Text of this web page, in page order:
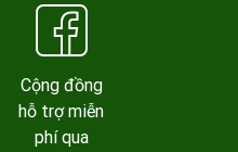
Cộng đồng
hỗ trợ miễn
phí qua